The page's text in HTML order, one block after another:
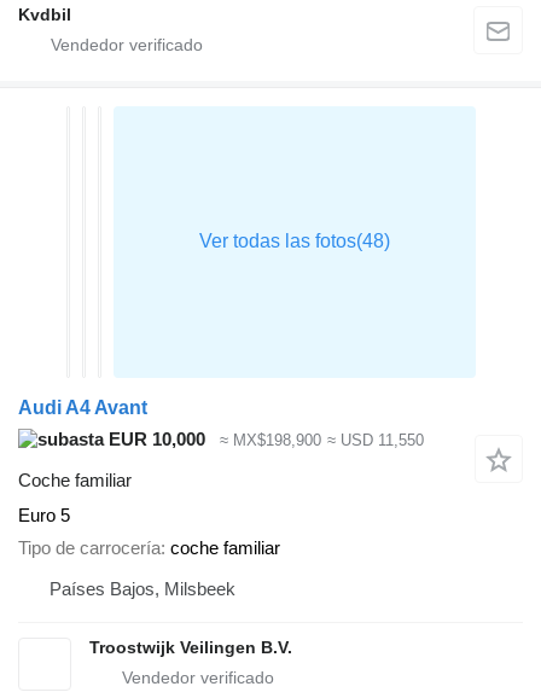
Kvdbil
Audi A4 Avant
EUR 10,000
≈ MX$198,900 ≈ USD 11,550
Coche familiar
Euro 5
Tipo de carrocería coche familiar
Países Bajos, Milsbeek
Troostwijk Veilingen B.V.